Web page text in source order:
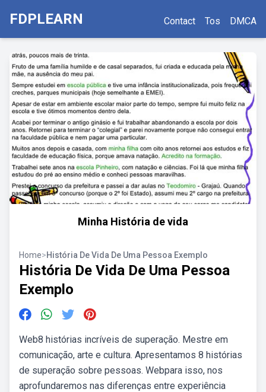
FDPLEARN Contact Tos DMCA
Minha História de vida
Home>História De Vida De Uma Pessoa Exemplo
História De Vida De Uma Pessoa
Exemplo
Web8 histórias incríveis de superação. Mestre em
comunicação, arte e cultura. Apresentamos 8 histórias
de superação sobre pessoas. Webpara isso, nos
aprofundaremos nas diferenças entre experiência